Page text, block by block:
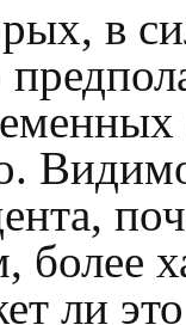
в
более
ли